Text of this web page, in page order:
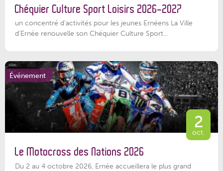
Chéquier Culture Sport Loisirs 2026-2027
un concentré d’activités pour les jeunes Ernéens La Ville
d’Ernée renouvelle son Chéquier Culture Sport...
Événement
2
oct.
Le Motocross des Nations 2026
Du 2 au 4 octobre 2026, Ernée accueillera le plus grand